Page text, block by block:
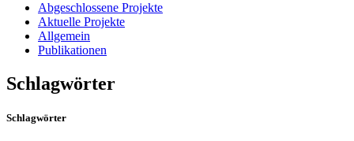
Abgeschlossene Projekte
Aktuelle Projekte
Allgemein
Publikationen
Schlagwörter
Schlagwörter